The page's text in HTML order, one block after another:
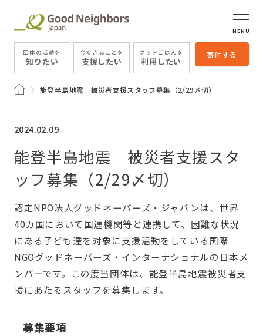
団体の活動を
知りたい
今できることを
支援したい
グッドごはんを
利用したい
寄付する
MENU
トップページ能登半島地震 被災者支援スタッフ募集（2/29〆切）
2024.02.09
能登半島地震 被災者支援スタ
ッフ募集（2/29〆切）
認定NPO法人グッドネーバーズ・ジャパンは、世界
40カ国において国連機関等と連携して、困難な状況
にある子ども達を対象に支援活動をしている国際
NGOグッドネーバーズ・インターナショナルの日本メ
ンバーです。この度当団体は、能登半島地震被災者支
援にあたるスタッフを募集します。
募集要項